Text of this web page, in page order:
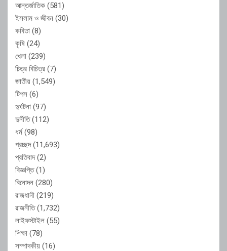
আন্তর্জাতিক (581)
ইসলাম ও জীবন (30)
কবিতা (8)
কৃষি (24)
খেলা (239)
চিত্র বিচিত্র (7)
জাতীয় (1,549)
টিপস (6)
দুর্ঘটনা (97)
দুর্নীতি(112)
ধর্ম(98)
প্রচ্ছদ(11,693)
প্রতিবাদ(2)
বিজ্ঞপ্তি(1)
বিনোদন (280)
রাজধানী (219)
রাজনীতি(1,732)
লাইফস্টাইল (55)
শিক্ষা (78)
সম্পাদকীয় (16)